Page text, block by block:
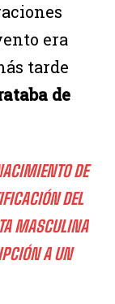
era
tarde
de
DE
DEL
MASCULINA
A UN